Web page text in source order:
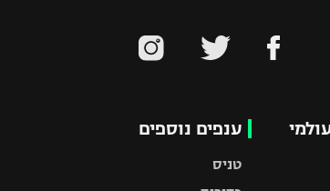
ענפים נוספים
טניס